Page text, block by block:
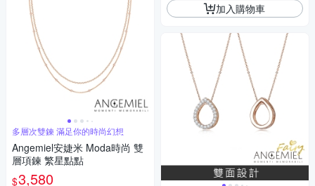
多層次雙鍊 滿足你的時尚幻想
Angemiel安婕米 Moda時尚 雙
層項鍊 繁星點點
$3,580
加入購物車